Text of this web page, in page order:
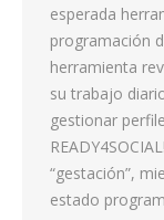
esperada
programación
herramienta
su trabajo
gestionar
“gestación”,
estado